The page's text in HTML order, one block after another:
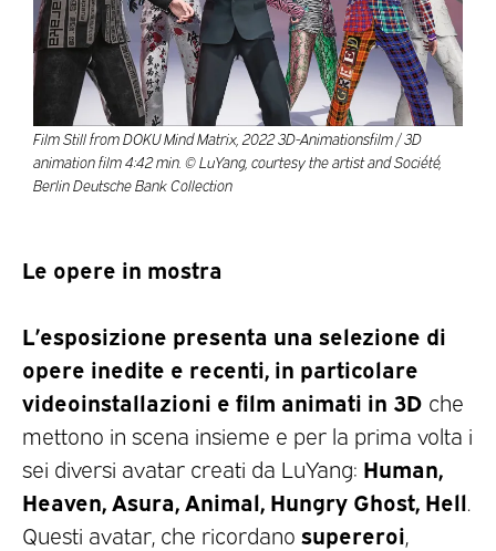
Film Still from DOKU Mind Matrix, 2022 3D-Animationsfilm / 3D
animation film 4:42 min. © LuYang, courtesy the artist and Société,
Berlin Deutsche Bank Collection
Le opere in mostra
L’esposizione presenta una selezione di
opere inedite e recenti, in particolare
videoinstallazioni e film animati in 3D che
mettono in scena insieme e per la prima volta i
sei diversi avatar creati da LuYang: Human,
Heaven, Asura, Animal, Hungry Ghost, Hell
Questi avatar, che ricordano supereroi